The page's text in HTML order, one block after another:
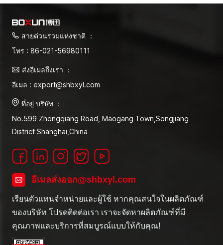
สายด่วนรวมแห่งชาติ ：
โทร : 86-021-56980111
ส่งอีเมลถึงเรา ：
อีเมล : export@shbxyl.com
ที่อยู่ บริษัท ：
No.599 Zhongqiang Road, Maogang Town,Songjiang
District Shanghai,China
อีเมลส่งออก@shbxyl.com
เรียนตัวแทนจำหน่ายและผู้ใช้ หากคุณสนใจในผลิตภัณฑ์
ของบริษัท โปรดติดต่อเรา เราจะจัดหาผลิตภัณฑ์ที่มี
คุณภาพและบริการที่สมบูรณ์แบบให้กับคุณ!